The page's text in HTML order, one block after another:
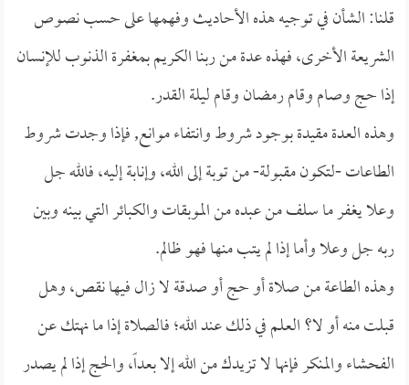
قلنا: الشأن في توجيه هذه الأحاديث وفهمها على حسب نصوص
الشريعة الأخرى، فهذه عدة من ربنا الكريم بمغفرة الذنوب للإنسان
إذا حج وصام وقام رمضان وقام ليلة القدر.
وهذه العدة مقيدة بوجود شروط وانتفاء موانع, فإذا وجدت شروط
الطاعات -لتكون مقبولة- من توبة إلى الله، وإنابة إليه، فالله جل
وعلا يغفر ما سلف من عبده من الموبقات والكبائر التي بينه وبين
ربه جل وعلا وأما إذا لم يتب منها فهو ظالم.
وهذه الطاعة من صلاة أو حج أو صدقة لا زال فيها نقص، وهل
قبلت منه أو لا؟ العلم في ذلك عند الله؛ فالصلاة إذا ما نهتك عن
الفحشاء والمنكر فإنها لا تزيدك من الله إلا بعداً، والحج إذا لم يصدر